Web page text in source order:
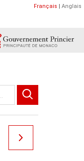
Français | Anglais